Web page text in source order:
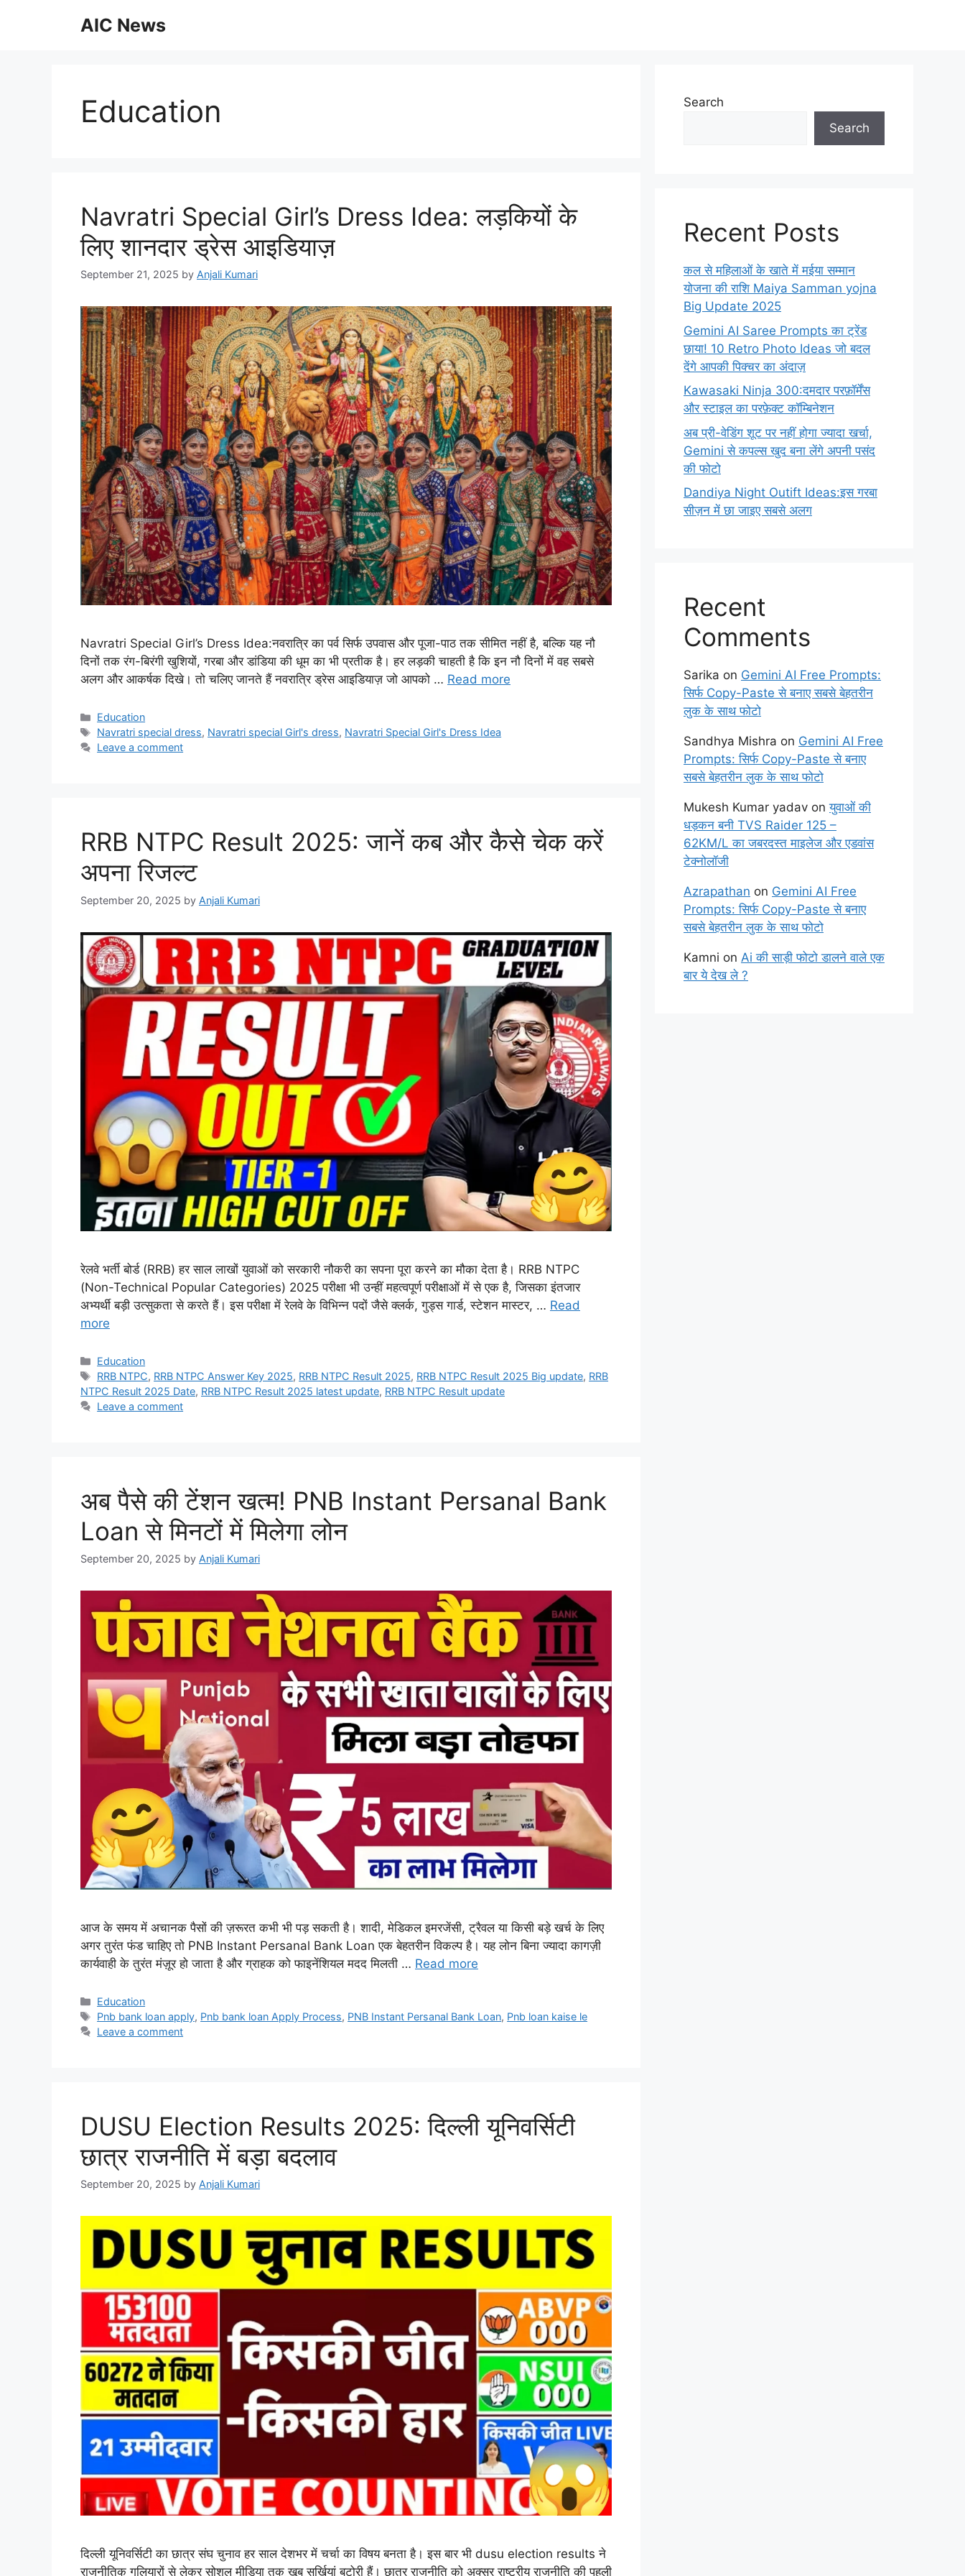
AIC News
Education
Navratri Special Girl’s Dress Idea: लड़कियों के
लिए शानदार ड्रेस आइडियाज़
September 21, 2025 by Anjali Kumari
Navratri Special Girl’s Dress Idea:नवरात्रि का पर्व सिर्फ उपवास और पूजा-पाठ तक सीमित नहीं है, बल्कि यह नौ
दिनों तक रंग-बिरंगी खुशियों, गरबा और डांडिया की धूम का भी प्रतीक है। हर लड़की चाहती है कि इन नौ दिनों में वह सबसे
अलग और आकर्षक दिखे। तो चलिए जानते हैं नवरात्रि ड्रेस आइडियाज़ जो आपको … Read more
Categories
Education
Tags
Navratri special dress, Navratri special Girl's dress, Navratri Special Girl's Dress Idea
Leave a comment
RRB NTPC Result 2025: जानें कब और कैसे चेक करें
अपना रिजल्ट
September 20, 2025 by Anjali Kumari
रेलवे भर्ती बोर्ड (RRB) हर साल लाखों युवाओं को सरकारी नौकरी का सपना पूरा करने का मौका देता है। RRB NTPC
(Non-Technical Popular Categories) 2025 परीक्षा भी उन्हीं महत्वपूर्ण परीक्षाओं में से एक है, जिसका इंतजार
अभ्यर्थी बड़ी उत्सुकता से करते हैं। इस परीक्षा में रेलवे के विभिन्न पदों जैसे क्लर्क, गुड्स गार्ड, स्टेशन मास्टर, … Read
more
Categories
Education
Tags
RRB NTPC, RRB NTPC Answer Key 2025, RRB NTPC Result 2025, RRB NTPC Result 2025 Big update, RRB
NTPC Result 2025 Date, RRB NTPC Result 2025 latest update, RRB NTPC Result update
Leave a comment
अब पैसे की टेंशन खत्म! PNB Instant Persanal Bank
Loan से मिनटों में मिलेगा लोन
September 20, 2025 by Anjali Kumari
आज के समय में अचानक पैसों की ज़रूरत कभी भी पड़ सकती है। शादी, मेडिकल इमरजेंसी, ट्रैवल या किसी बड़े खर्च के लिए
अगर तुरंत फंड चाहिए तो PNB Instant Persanal Bank Loan एक बेहतरीन विकल्प है। यह लोन बिना ज्यादा कागज़ी
कार्यवाही के तुरंत मंज़ूर हो जाता है और ग्राहक को फाइनेंशियल मदद मिलती … Read more
Categories
Education
Tags
Pnb bank loan apply, Pnb bank loan Apply Process, PNB Instant Persanal Bank Loan, Pnb loan kaise le
Leave a comment
DUSU Election Results 2025: दिल्ली यूनिवर्सिटी
छात्र राजनीति में बड़ा बदलाव
September 20, 2025 by Anjali Kumari
दिल्ली यूनिवर्सिटी का छात्र संघ चुनाव हर साल देशभर में चर्चा का विषय बनता है। इस बार भी dusu election results ने
राजनीतिक गलियारों से लेकर सोशल मीडिया तक खूब सुर्खियां बटोरी हैं। छात्र राजनीति को अक्सर राष्ट्रीय राजनीति की पहली
Search
Search
Recent Posts
कल से महिलाओं के खाते में मईया सम्मान
योजना की राशि Maiya Samman yojna
Big Update 2025
Gemini AI Saree Prompts का ट्रेंड
छाया! 10 Retro Photo Ideas जो बदल
देंगे आपकी पिक्चर का अंदाज़
Kawasaki Ninja 300:दमदार परफ़ॉर्मेंस
और स्टाइल का परफ़ेक्ट कॉम्बिनेशन
अब प्री-वेडिंग शूट पर नहीं होगा ज्यादा खर्चा,
Gemini से कपल्स खुद बना लेंगे अपनी पसंद
की फोटो
Dandiya Night Outift Ideas:इस गरबा
सीज़न में छा जाइए सबसे अलग
Recent
Comments
Sarika on Gemini AI Free Prompts:
सिर्फ Copy-Paste से बनाए सबसे बेहतरीन
लुक के साथ फोटो
Sandhya Mishra on Gemini AI Free
Prompts: सिर्फ Copy-Paste से बनाए
सबसे बेहतरीन लुक के साथ फोटो
Mukesh Kumar yadav onयुवाओं की
धड़कन बनी TVS Raider 125 –
62KM/L का जबरदस्त माइलेज और एडवांस
टेक्नोलॉजी
Azrapathan on Gemini AI Free
Prompts: सिर्फ Copy-Paste से बनाए
सबसे बेहतरीन लुक के साथ फोटो
Kamni on Ai की साड़ी फोटो डालने वाले एक
बार ये देख ले ?